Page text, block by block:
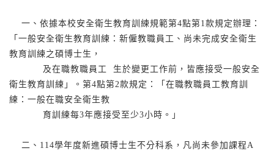
一、依據本校安全衛生教育訓練規範第4點第1款規定辦理：
「一般安全衛生教育訓練：新僱教職員工、尚未完成安全衛生
教育訓練之碩博士生，
及在職教職員工 生於變更工作前，皆應接受一般安全
衛生教育訓練」。第4點第2款規定：「在職教職員工教育訓
練：一般在職安全衛生教
育訓練每3年應接受至少3小時。」
二、114學年度新進碩博士生不分科系，凡尚未參加課程A